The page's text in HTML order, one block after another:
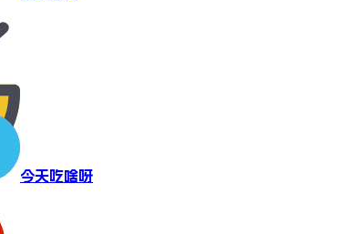
今天吃啥呀